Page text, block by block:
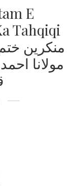
E
Tahqiqi